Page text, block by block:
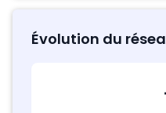
Évolution du